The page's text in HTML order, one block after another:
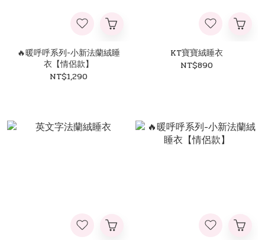
🔥暖呼呼系列-小新法蘭絨睡
衣【情侶款】
NT$1,290
KT寶寶絨睡衣
NT$890